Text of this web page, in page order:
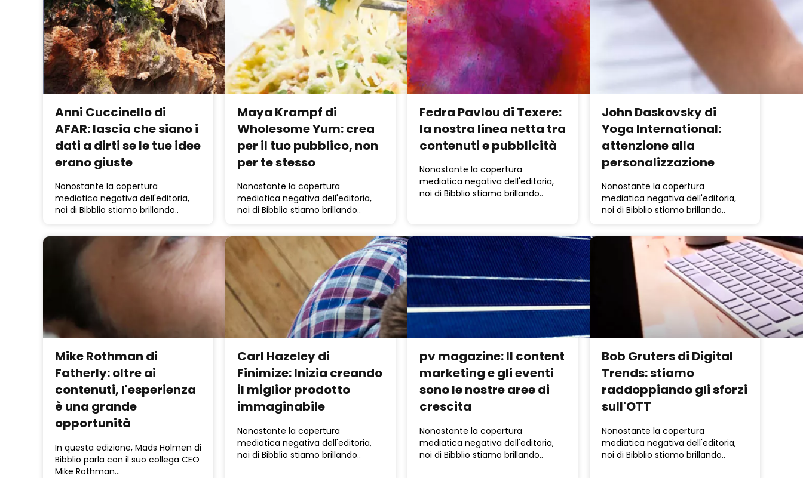
Anni Cuccinello di
AFAR: lascia che siano i
dati a dirti se le tue idee
erano giuste
Nonostante la copertura
mediatica negativa dell'editoria,
noi di Bibblio stiamo brillando..
Maya Krampf di
Wholesome Yum: crea
per il tuo pubblico, non
per te stesso
Nonostante la copertura
mediatica negativa dell'editoria,
noi di Bibblio stiamo brillando..
Fedra Pavlou di Texere:
la nostra linea netta tra
contenuti e pubblicità
Nonostante la copertura
mediatica negativa dell'editoria,
noi di Bibblio stiamo brillando..
John Daskovsky di
Yoga International:
attenzione alla
personalizzazione
Nonostante la copertura
mediatica negativa dell'editoria,
noi di Bibblio stiamo brillando..
Mike Rothman di
Fatherly: oltre ai
contenuti, l'esperienza
è una grande
opportunità
In questa edizione, Mads Holmen di
Bibblio parla con il suo collega CEO
Mike Rothman…
Carl Hazeley di
Finimize: Inizia creando
il miglior prodotto
immaginabile
Nonostante la copertura
mediatica negativa dell'editoria,
noi di Bibblio stiamo brillando..
pv magazine: Il content
marketing e gli eventi
sono le nostre aree di
crescita
Nonostante la copertura
mediatica negativa dell'editoria,
noi di Bibblio stiamo brillando..
Bob Gruters di Digital
Trends: stiamo
raddoppiando gli sforzi
sull'OTT
Nonostante la copertura
mediatica negativa dell'editoria,
noi di Bibblio stiamo brillando..